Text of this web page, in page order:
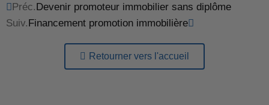
Préc.Devenir promoteur immobilier sans diplôme
Suiv.Financement promotion immobilière
Retourner vers l'accueil